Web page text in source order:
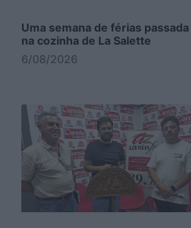
Uma semana de férias passada
na cozinha de La Salette
6/08/2026